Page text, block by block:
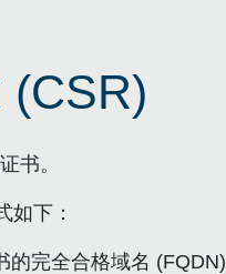
(CSR)
书。
如下：
的完全合格域名 (FQDN)